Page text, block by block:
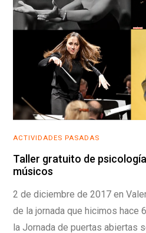
ACTIVIDADES PASADAS
Taller gratuito de
músicos
2 de diciembre de 2017 en
de la jornada que hicimos hace
la Jornada de puertas abiertas